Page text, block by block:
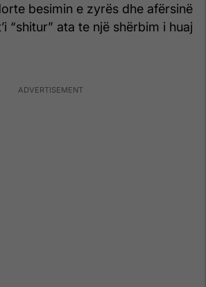
besimin e zyrës dhe afërsinë
“shitur” ata te një shërbim i huaj